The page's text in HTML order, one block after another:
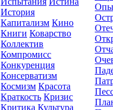
История
Капитализм Кино
Книги Коварство
Коллектив
Компромисc
Конкуренция
Консерватизм
Космизм Красота
Краткость Кризис
Критика Культура